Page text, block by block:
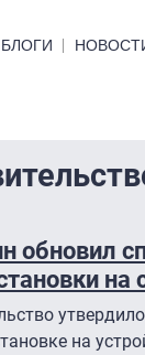
БЛОГИ
обновил
на